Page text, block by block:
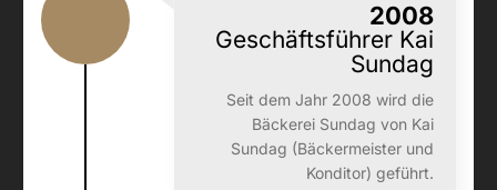
2008
Geschäftsführer Kai
Sundag
Seit dem Jahr 2008 wird die
Bäckerei Sundag von Kai
Sundag (Bäckermeister und
Konditor) geführt.